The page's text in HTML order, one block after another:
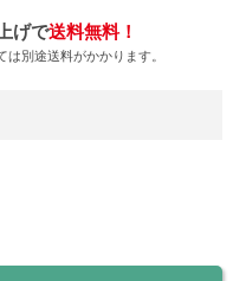
げで送料無料！
別途送料がかかります。